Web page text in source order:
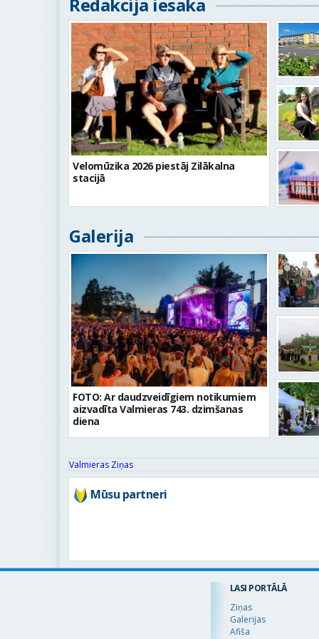
Velomūzika 2026 piestāj Zilākalna
stacijā
Galerija
FOTO: Ar daudzveidīgiem notikumiem
aizvadīta Valmieras 743. dzimšanas
diena
Valmieras Ziņas
Mūsu partneri
LASI PORTĀLĀ
Ziņas
Galerijas
Afiša